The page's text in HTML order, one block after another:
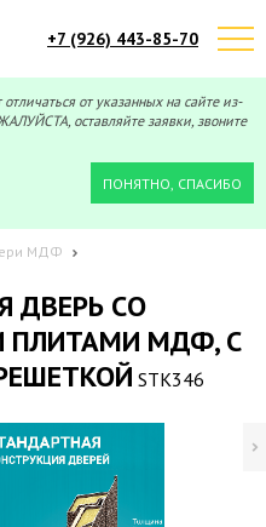
+7 (926) 443-85-70
от указанных на сайте из-
оставляйте заявки, звоните
ПОНЯТНО, СПАСИБО
МДФ
ДВЕРЬ CО
МДФ, С
STK346